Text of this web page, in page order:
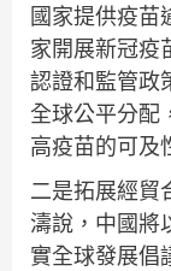
國家提供疫苗
家開展新冠疫
認證和監管政
全球公平分配
高疫苗的可及
二是拓展經貿
濤說，中國將
實全球發展倡